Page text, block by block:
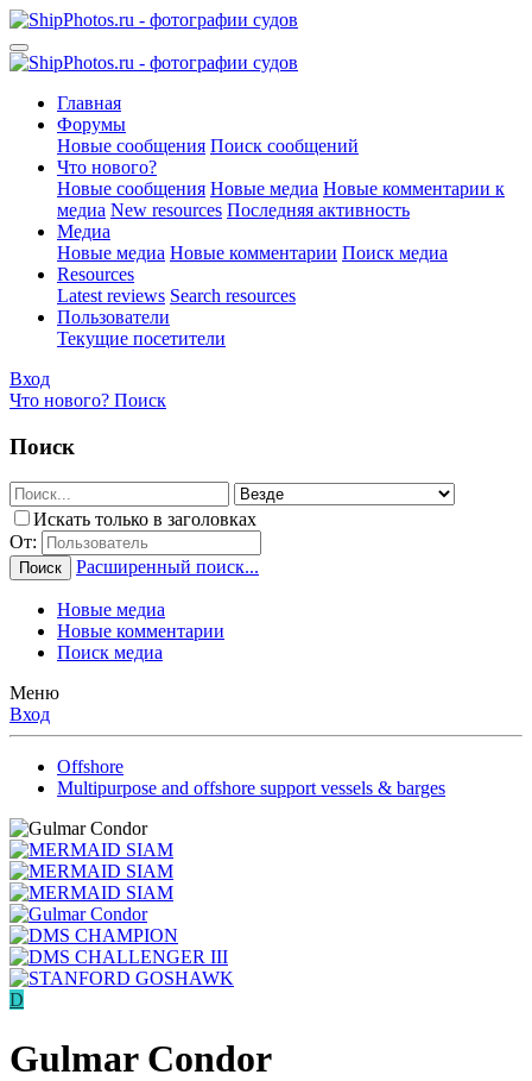
Главная
Форумы
Новые сообщения Поиск сообщений
Что нового?
Новые сообщения Новые медиа Новые комментарии к
медиа New resources Последняя активность
Медиа
Новые медиа Новые комментарии Поиск медиа
Resources
Latest reviews Search resources
Пользователи
Текущие посетители
Вход
Что нового? Поиск
Поиск
Искать только в заголовках
От:
Поиск Расширенный поиск...
Новые медиа
Новые комментарии
Поиск медиа
Меню
Вход
Offshore
Multipurpose and offshore support vessels & barges
D
Gulmar Condor